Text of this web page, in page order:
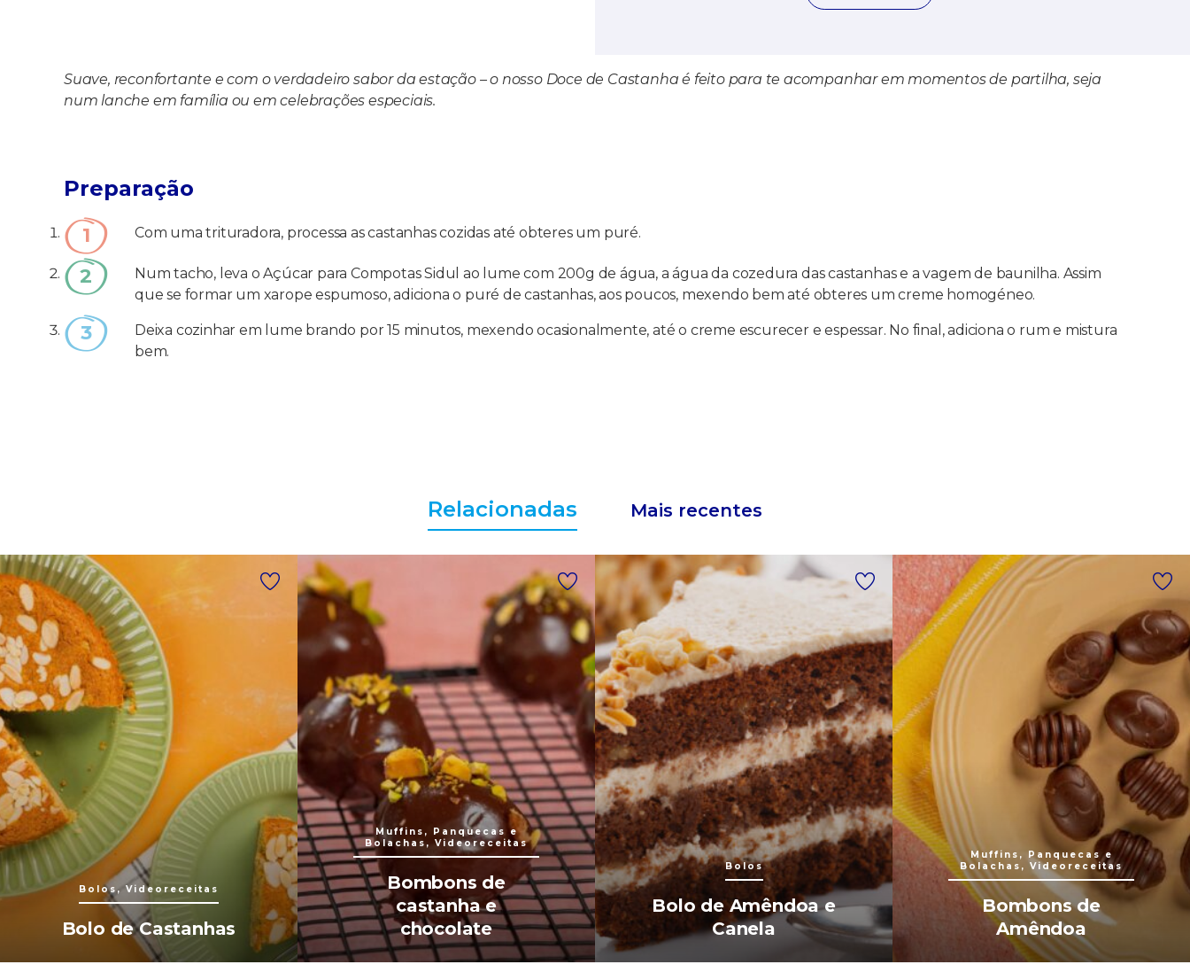
Suave, reconfortante e com o verdadeiro sabor da estação – o nosso Doce de Castanha é feito para te acompanhar em momentos de partilha, seja
num lanche em família ou em celebrações especiais.
Preparação
Com uma trituradora, processa as castanhas cozidas até obteres um puré.
Num tacho, leva o Açúcar para Compotas Sidul ao lume com 200g de água, a água da cozedura das castanhas e a vagem de baunilha. Assim
que se formar um xarope espumoso, adiciona o puré de castanhas, aos poucos, mexendo bem até obteres um creme homogéneo.
Deixa cozinhar em lume brando por 15 minutos, mexendo ocasionalmente, até o creme escurecer e espessar. No final, adiciona o rum e mistura
bem.
Relacionadas Mais recentes
Bolos, Videoreceitas
Bolo de Castanhas
Muffins, Panquecas e
Bolachas, Videoreceitas
Bombons de
castanha e
chocolate
Bolos
Bolo de Amêndoa e
Canela
Muffins, Panquecas e
Bolachas, Videoreceitas
Bombons de
Amêndoa